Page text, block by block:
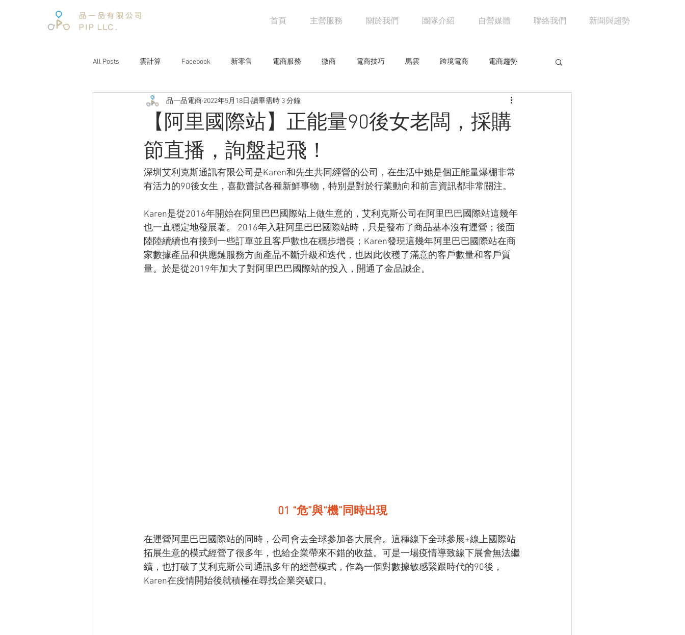
首頁 主營服務 關於我們 團隊介紹 自營媒體 聯絡我們 新聞與趨勢
All Posts 雲計算 Facebook 新零售 電商服務 微商 電商技巧 馬雲 跨境電商 電商趨勢
電子商務報告 阿里巴巴 電商物流 京東
品牌經營 互聯網人物 騰訊 創意企劃
阿里巴巴 未來零售
【阿里國際站】正能量90後女老闆，採購
節直播，詢盤起飛！
品一品電商 2022年5月18日 讀畢需時 3 分鐘
深圳艾利克斯通訊有限公司是Karen和先生共同經營的公司，在生活中她是個正能量爆棚非常
有活力的90後女生，喜歡嘗試各種新鮮事物，特別是對於行業動向和前言資訊都非常關注。
Karen是從2016年開始在阿里巴巴國際站上做生意的，艾利克斯公司在阿里巴巴國際站這幾年
也一直穩定地發展著。 2016年入駐阿里巴巴國際站時，只是發布了商品基本沒有運營；後面
陸陸續續也有接到一些訂單並且客戶數也在穩步增長；Karen發現這幾年阿里巴巴國際站在商
家數據產品和供應鏈服務方面產品不斷升級和迭代，也因此收穫了滿意的客戶數量和客戶質
量。於是從2019年加大了對阿里巴巴國際站的投入，開通了金品誠企。
01 “危”與“機”同時出現
在運營阿里巴巴國際站的同時，公司會去全球參加各大展會。這種線下全球參展+線上國際站
拓展生意的模式經營了很多年，也給企業帶來不錯的收益。可是一場疫情導致線下展會無法繼
續，也打破了艾利克斯公司通訊多年的經營模式，作為一個對數據敏感緊跟時代的90後，
Karen在疫情開始後就積極在尋找企業突破口。